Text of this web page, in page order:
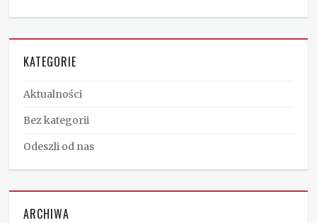
KATEGORIE
Aktualności
Bez kategorii
Odeszli od nas
ARCHIWA